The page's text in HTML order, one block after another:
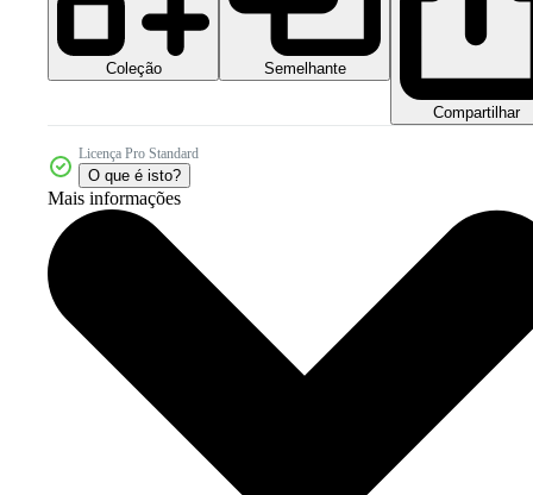
Coleção Semelhante
Compartilhar
Licença Pro Standard
O que é isto?
Mais informações